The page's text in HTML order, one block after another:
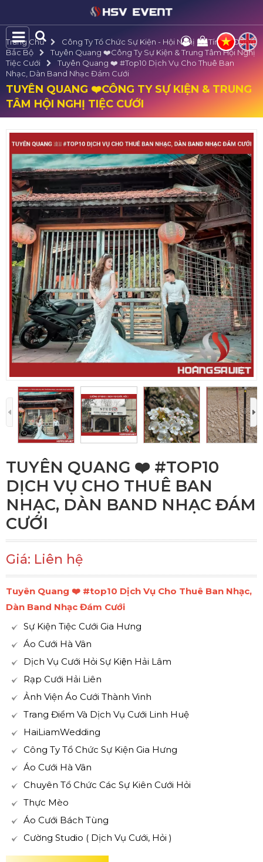
Trang Chủ
Công Ty Tổ Chức Sự Kiện - Hội Nghị Uy Tín Tại Đông
Bắc Bộ
Tuyên Quang ❤️️Công Ty Sự Kiện & Trung Tâm Hội Nghị
Tiệc Cưới
Tuyên Quang ❤️️ #top10 Dịch Vụ Cho Thuê Ban
Nhạc, Dàn Band Nhạc Đám Cưới
TUYÊN QUANG ❤️️CÔNG TY SỰ KIỆN & TRUNG
TÂM HỘI NGHỊ TIỆC CƯỚI
TUYÊN QUANG ❤️️ #TOP10
DỊCH VỤ CHO THUÊ BAN
NHẠC, DÀN BAND NHẠC ĐÁM
CƯỚI
Giá: Liên hệ
Tuyên Quang ❤️️ #top10 Dịch Vụ Cho Thuê Ban Nhạc,
Dàn Band Nhạc Đám Cưới
Sự Kiện Tiệc Cưới Gia Hưng
Áo Cưới Hà Vân
Dịch Vụ Cưới Hỏi Sự Kiện Hải Lâm
Rạp Cưới Hải Liên
Ảnh Viện Áo Cưới Thành Vinh
Trang Điểm Và Dịch Vụ Cưới Linh Huệ
HaiLiamWedding
Công Ty Tổ Chức Sự Kiện Gia Hưng
Áo Cưới Hà Vân
Chuyên Tổ Chức Các Sự Kiên Cưới Hỏi
Thực Mèo
Áo Cưới Bách Tùng
Cường Studio ( Dịch Vụ Cưới, Hỏi )